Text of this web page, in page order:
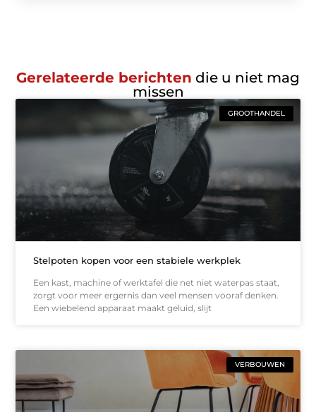
Gerelateerde berichten die u niet mag
missen
GROOTHANDEL
Stelpoten kopen voor een stabiele werkplek
Een kast, machine of werktafel die net niet waterpas staat,
zorgt voor meer ergernis dan veel mensen vooraf denken.
Een wiebelend apparaat maakt geluid, slijt
VERBOUWEN